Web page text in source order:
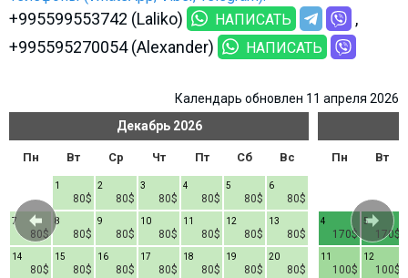
+995599553742 (Laliko) НАПИСАТЬ
+995595270054 (Alexander) НАПИСАТЬ
Календарь обновлен 11 апреля 2026
Декабрь 2026
Пн Вт Ср Чт Пт Сб Вс
80$
1
80$
2
80$
3
80$
4
80$
5
80$
6
80$
7
80$
8
80$
9
80$
10
80$
11
80$
12
80$
13
80$
14
80$
15
80$
16
80$
17
80$
18
80$
19
80$
20
Пн Вт
170$
4
170$
5
100$
11
100$
12